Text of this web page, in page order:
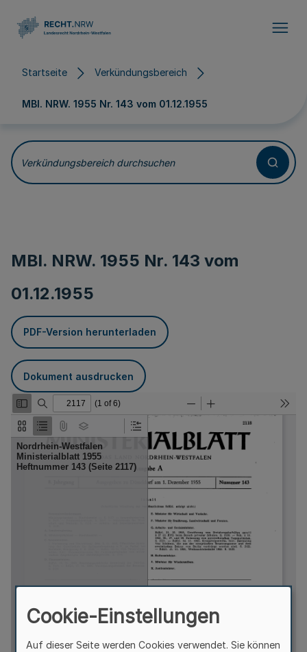
Startseite Verkündungsbereich
MBl. NRW. 1955 Nr. 143 vom 01.12.1955
Verkündungsbereich durchsuchen
MBl. NRW. 1955 Nr. 143 vom
01.12.1955
PDF-Version herunterladen
Dokument ausdrucken
Cookie-Einstellungen
Auf dieser Seite werden Cookies verwendet. Sie können